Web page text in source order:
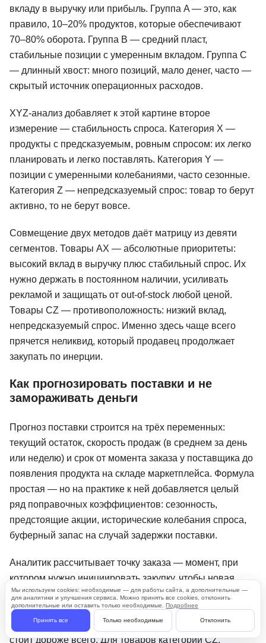
вкладу в выручку или прибыль. Группа A — это, как
правило, 10–20% продуктов, которые обеспечивают
70–80% оборота. Группа B — средний пласт,
стабильные позиции с умеренным вкладом. Группа C
— длинный хвост: много позиций, мало денег, часто —
скрытый источник операционных расходов.
XYZ-анализ добавляет к этой картине второе
измерение — стабильность спроса. Категория X —
продукты с предсказуемым, ровным спросом: их легко
планировать и легко поставлять. Категория Y —
позиции с умеренными колебаниями, часто сезонные.
Категория Z — непредсказуемый спрос: товар то берут
активно, то не берут вовсе.
Совмещение двух методов даёт матрицу из девяти
сегментов. Товары AX — абсолютные приоритеты:
высокий вклад в выручку плюс стабильный спрос. Их
нужно держать в постоянном наличии, усиливать
рекламой и защищать от out-of-stock любой ценой.
Товары CZ — противоположность: низкий вклад,
непредсказуемый спрос. Именно здесь чаще всего
прячется неликвид, который продавец продолжает
закупать по инерции.
Как прогнозировать поставки и не
замораживать деньги
Прогноз поставки строится на трёх переменных:
текущий остаток, скорость продаж (в среднем за день
или неделю) и срок от момента заказа у поставщика до
появления продукта на складе маркетплейса. Формула
простая — но на практике к ней добавляется целый
ряд поправочных коэффициентов: сезонность,
предстоящие акции, исторические колебания спроса,
буферный запас на случай задержки поставки.
Аналитик рассчитывает точку заказа — момент, при
котором нужно инициировать закупку, чтобы новая
партия успела прийти до того, как текущие остатки
упадут до нуля. Для товаров категории AX этот расчёт
делается с особой тщательностью: out-of-stock здесь
стоит дороже всего. Для товаров категории CZ,
Мы используем cookies: необходимые — для работы сайта, а дополнительные —
для аналитики и улучшения сервиса. Можно принять все cookies, отклонить
дополнительные или оставить только необходимые. Подробнее
Принять все Только необходимые Отклонить